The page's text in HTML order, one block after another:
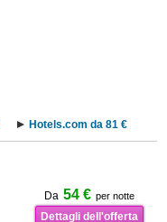
Hotels.com da 81 €
Da 54 € per notte
Dettagli dell'offerta